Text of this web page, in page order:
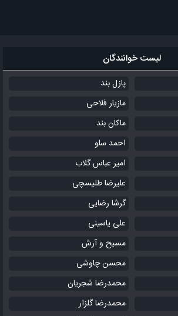
لیست خوانندگان
پازل بند
مازیار فلاحی
ماکان بند
احمد سلو
امیر عباس گلاب
علیرضا طلیسچی
گرشا رضایی
علی یاسینی
مسیح و آرش
محسن چاوشی
محمدرضا شجریان
محمدرضا گلزار